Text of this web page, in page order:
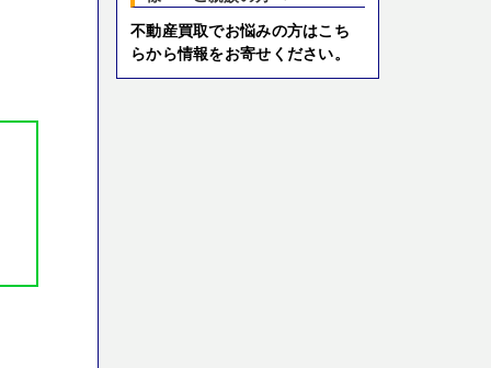
不動産買取でお悩みの方はこち
らから情報をお寄せください。